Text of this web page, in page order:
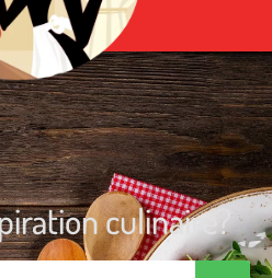
culinaire?